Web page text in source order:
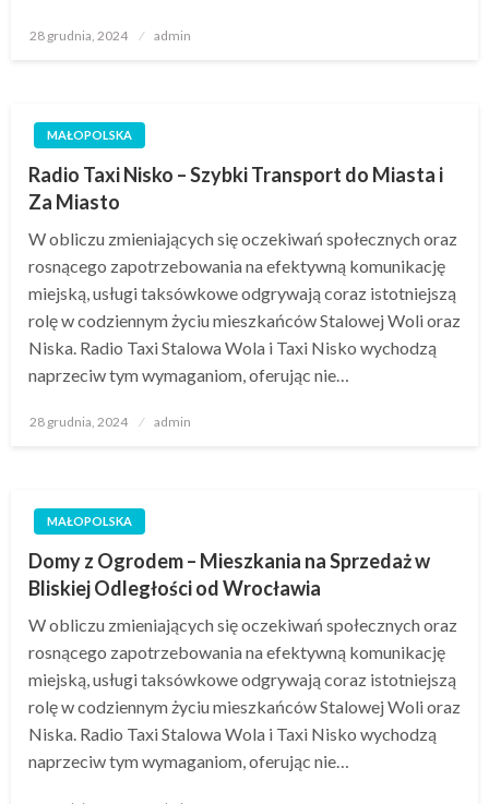
Opublikowane
28 grudnia, 2024 admin
MAŁOPOLSKA
Radio Taxi Nisko – Szybki Transport do Miasta i
Za Miasto
W obliczu zmieniających się oczekiwań społecznych oraz
rosnącego zapotrzebowania na efektywną komunikację
miejską, usługi taksówkowe odgrywają coraz istotniejszą
rolę w codziennym życiu mieszkańców Stalowej Woli oraz
Niska. Radio Taxi Stalowa Wola i Taxi Nisko wychodzą
naprzeciw tym wymaganiom, oferując nie…
Opublikowane
28 grudnia, 2024 admin
MAŁOPOLSKA
Domy z Ogrodem – Mieszkania na Sprzedaż w
Bliskiej Odległości od Wrocławia
W obliczu zmieniających się oczekiwań społecznych oraz
rosnącego zapotrzebowania na efektywną komunikację
miejską, usługi taksówkowe odgrywają coraz istotniejszą
rolę w codziennym życiu mieszkańców Stalowej Woli oraz
Niska. Radio Taxi Stalowa Wola i Taxi Nisko wychodzą
naprzeciw tym wymaganiom, oferując nie…